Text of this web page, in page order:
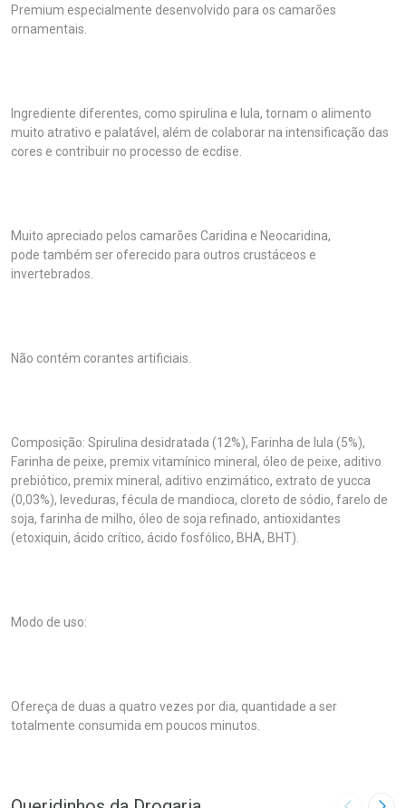
Premium especialmente desenvolvido para os camarões
ornamentais.
Ingrediente diferentes, como spirulina e lula, tornam o alimento
muito atrativo e palatável, além de colaborar na intensificação das
cores e contribuir no processo de ecdise.
Muito apreciado pelos camarões Caridina e Neocaridina,
pode também ser oferecido para outros crustáceos e
invertebrados.
Não contém corantes artificiais.
Composição: Spirulina desidratada (12%), Farinha de lula (5%),
Farinha de peixe, premix vitamínico mineral, óleo de peixe, aditivo
prebiótico, premix mineral, aditivo enzimático, extrato de yucca
(0,03%), leveduras, fécula de mandioca, cloreto de sódio, farelo de
soja, farinha de milho, óleo de soja refinado, antioxidantes
(etoxiquin, ácido crítico, ácido fosfólico, BHA, BHT).
Modo de uso:
Ofereça de duas a quatro vezes por dia, quantidade a ser
totalmente consumida em poucos minutos.